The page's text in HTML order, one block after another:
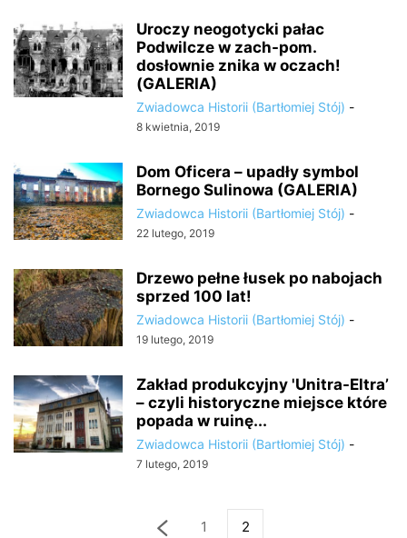
Uroczy neogotycki pałac
Podwilcze w zach-pom.
dosłownie znika w oczach!
(GALERIA)
Zwiadowca Historii (Bartłomiej Stój) -
8 kwietnia, 2019
Dom Oficera – upadły symbol
Bornego Sulinowa (GALERIA)
Zwiadowca Historii (Bartłomiej Stój) -
22 lutego, 2019
Drzewo pełne łusek po nabojach
sprzed 100 lat!
Zwiadowca Historii (Bartłomiej Stój) -
19 lutego, 2019
Zakład produkcyjny 'Unitra-Eltra’
– czyli historyczne miejsce które
popada w ruinę...
Zwiadowca Historii (Bartłomiej Stój) -
7 lutego, 2019
1 2